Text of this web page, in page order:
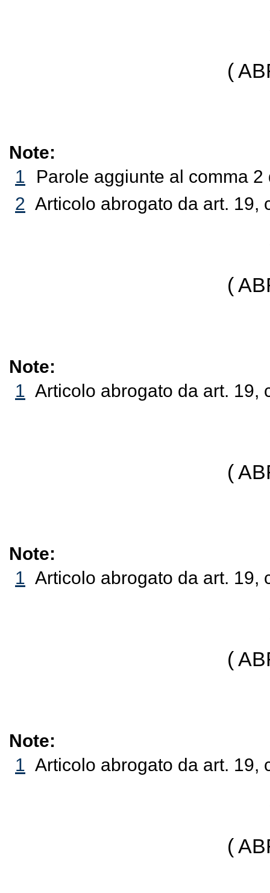
(
Note:
1
Parole aggiunte al comma
2 Articolo abrogato da art. 19,
(
Note:
1 Articolo abrogato da art. 19,
(
Note:
1 Articolo abrogato da art. 19,
(
Note:
1 Articolo abrogato da art. 19,
(